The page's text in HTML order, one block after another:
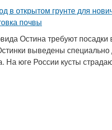
Остина требуют
выведены специально
юге России кусты